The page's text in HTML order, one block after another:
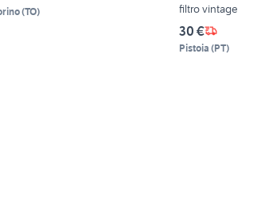
(TO)
filtro vintage
30 €
Pistoia (PT)